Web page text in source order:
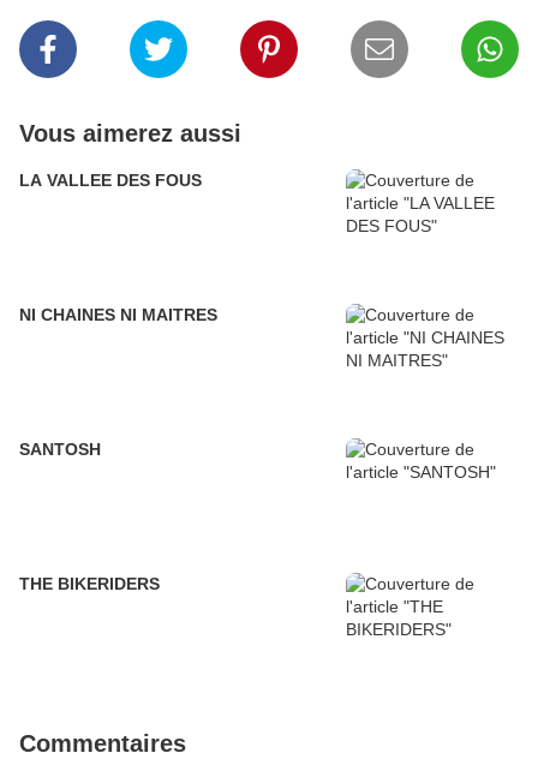
Vous aimerez aussi
LA VALLEE DES FOUS
NI CHAINES NI MAITRES
SANTOSH
THE BIKERIDERS
Commentaires